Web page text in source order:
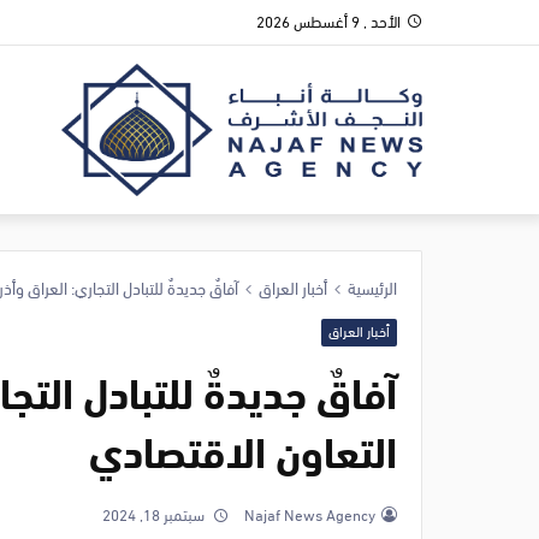
الأحد , 9 أغسطس 2026
الرئيسية أخبار العراق آفاقٌ جديدةٌ للتبادل التجاري: العراق
أخبار العراق
آفاقٌ جديدةٌ للتبادل
التعاون الاقتصادي
Najaf News Agency سبتمبر 18, 2024